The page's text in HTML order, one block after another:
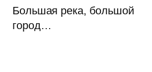
Большая река, большой
город…